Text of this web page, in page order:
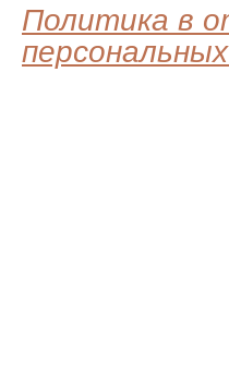
Политика в